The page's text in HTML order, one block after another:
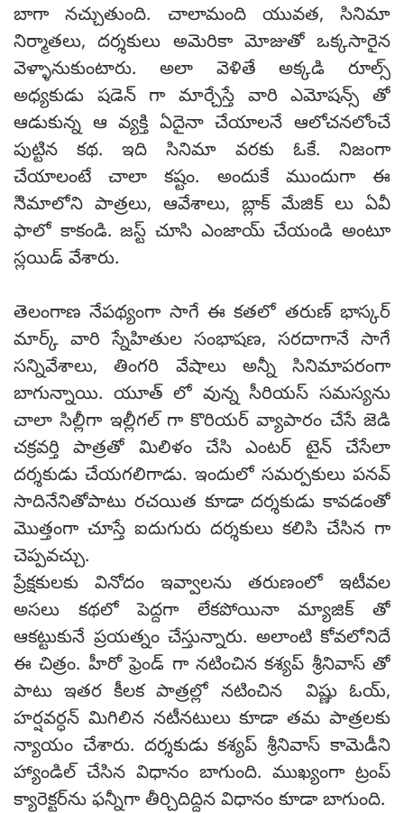
బాగా నచ్చుతుంది. చాలామంది యువత, సినిమా
నిర్మాతలు, దర్శకులు అమెరికా మోజుతో ఒక్కసారైన
వెళ్ళానుకుంటారు. అలా వెళితే అక్కడి రూల్స్
అధ్యకుడు షడెన్ గా మార్చేస్తే వారి ఎమోషన్స్ తో
ఆడుకున్న ఆ వ్యక్తి ఏదైనా చేయాలనే ఆలోచనలోంచే
పుట్టిన కథ. ఇది సినిమా వరకు ఓకే. నిజంగా
చేయాలంటే చాలా కష్టం. అందుకే ముందుగా ఈ
సిిమాలోని పాత్రలు, ఆవేశాలు, బ్లాక్ మేజిక్ లు ఏవీ
ఫాలో కాకండి. జస్ట్ చూసి ఎంజాయ్ చేయండి అంటూ
స్లయిడ్ వేశారు.
తెలంగాణ నేపథ్యంగా సాగే ఈ కతలో తరుణ్ భాస్కర్
మార్క్ వారి స్నేహితుల సంభాషణ, సరదాగానే సాగే
సన్నివేశాలు, తింగరి వేషాలు అన్నీ సినిమాపరంగా
బాగున్నాయి. యూత్ లో వున్న సీరియస్ సమస్యను
చాలా సిల్లీగా ఇల్లీగల్ గా కొరియర్ వ్యాపారం చేసే జెడి
చక్రవర్తి పాత్రతో మిలిళం చేసి ఎంటర్ టైన్ చేసేలా
దర్శకుడు చేయగలిగాడు. ఇందులో సమర్పకులు పనవ్
సాదినేనితోపాటు రచయిత కూడా దర్శకుడు కావడంతో
మొత్తంగా చూస్తే ఐదుగురు దర్శకులు కలిసి చేసిన గా
చెప్పవచ్చు.
ప్రేక్షకులకు వినోదం ఇవ్వాలను తరుణంలో ఇటీవల
అసలు కథలో పెద్దగా లేకపోయినా మ్యాజిక్ తో
ఆకట్టుకునే ప్రయత్నం చేస్తున్నారు. అలాంటి కోవలోనిదే
ఈ చిత్రం. హీరో ఫ్రెండ్ గా నటించిన కశ్యప్ శ్రీనివాస్ తో
పాటు ఇతర కీలక పాత్రల్లో నటించిన విష్ణు ఓయ్,
హర్షవర్ధన్ మిగిలిన నటీనటులు కూడా తమ పాత్రలకు
న్యాయం చేశారు. దర్శకుడు కశ్యప్ శ్రీనివాస్ కామెడీని
హ్యాండిల్ చేసిన విధానం బాగుంది. ముఖ్యంగా ట్రంప్
క్యారెక్టర్‌ను ఫన్నీగా తీర్చిదిద్దిన విధానం కూడా బాగుంది.